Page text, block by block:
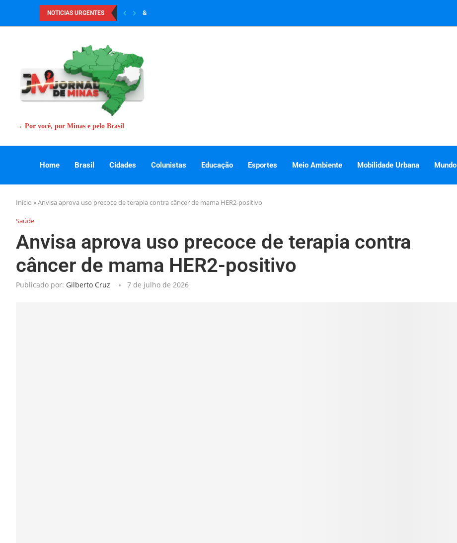
NOTICIAS URGENTES &
→ Por você, por Minas e pelo Brasil
Home Brasil Cidades Colunistas Educação Esportes Meio Ambiente Mobilidade Urbana Mundo
Início »Anvisa aprova uso precoce de terapia contra câncer de mama HER2-positivo
Saúde
Anvisa aprova uso precoce de terapia contra
câncer de mama HER2-positivo
Publicado por: Gilberto Cruz 7 de julho de 2026